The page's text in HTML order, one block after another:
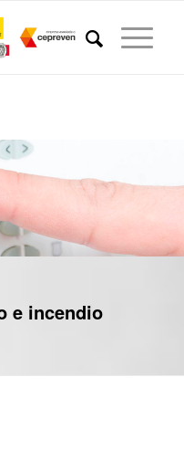
e incendio